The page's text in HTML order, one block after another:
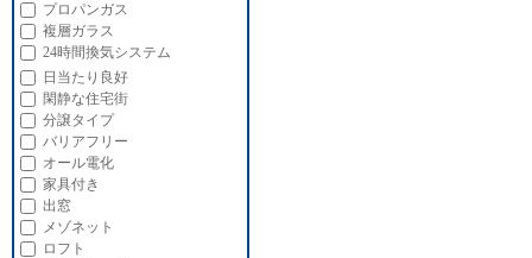
プロパンガス
複層ガラス
24時間換気システム
日当たり良好
閑静な住宅街
分譲タイプ
バリアフリー
オール電化
家具付き
出窓
メゾネット
ロフト